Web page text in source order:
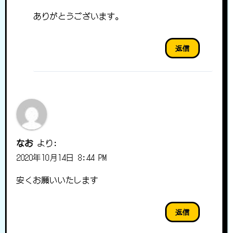
ありがとうございます。
返信
なお より:
2020年10月14日 8:44 PM
安くお願いいたします
返信